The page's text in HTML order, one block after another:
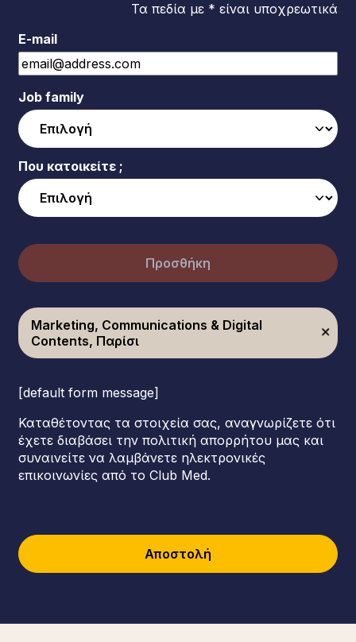
Τα πεδία με * είναι υποχρεωτικά
E-mail
Job family
Που κατοικείτε ;
Προσθήκη
Marketing, Communications & Digital
Contents, Παρίσι
[default form message]
Καταθέτοντας τα στοιχεία σας, αναγνωρίζετε ότι
έχετε διαβάσει την πολιτική απορρήτου μας και
συναινείτε να λαμβάνετε ηλεκτρονικές
επικοινωνίες από το Club Med.
Αποστολή